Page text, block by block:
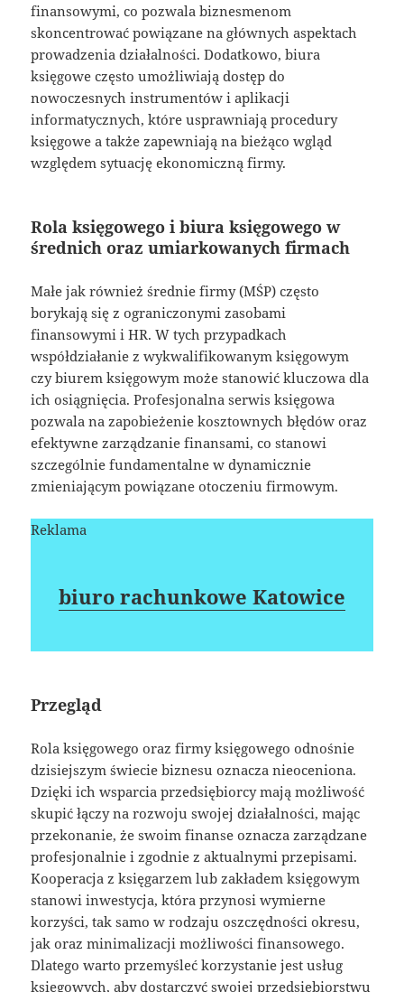
finansowymi, co pozwala biznesmenom
skoncentrować powiązane na głównych aspektach
prowadzenia działalności. Dodatkowo, biura
księgowe często umożliwiają dostęp do
nowoczesnych instrumentów i aplikacji
informatycznych, które usprawniają procedury
księgowe a także zapewniają na bieżąco wgląd
względem sytuację ekonomiczną firmy.
Rola księgowego i biura księgowego w
średnich oraz umiarkowanych firmach
Małe jak również średnie firmy (MŚP) często
borykają się z ograniczonymi zasobami
finansowymi i HR. W tych przypadkach
współdziałanie z wykwalifikowanym księgowym
czy biurem księgowym może stanowić kluczowa dla
ich osiągnięcia. Profesjonalna serwis księgowa
pozwala na zapobieżenie kosztownych błędów oraz
efektywne zarządzanie finansami, co stanowi
szczególnie fundamentalne w dynamicznie
zmieniającym powiązane otoczeniu firmowym.
Reklama
biuro rachunkowe Katowice
Przegląd
Rola księgowego oraz firmy księgowego odnośnie
dzisiejszym świecie biznesu oznacza nieoceniona.
Dzięki ich wsparcia przedsiębiorcy mają możliwość
skupić łączy na rozwoju swojej działalności, mając
przekonanie, że swoim finanse oznacza zarządzane
profesjonalnie i zgodnie z aktualnymi przepisami.
Kooperacja z księgarzem lub zakładem księgowym
stanowi inwestycja, która przynosi wymierne
korzyści, tak samo w rodzaju oszczędności okresu,
jak oraz minimalizacji możliwości finansowego.
Dlatego warto przemyśleć korzystanie jest usług
księgowych, aby dostarczyć swojej przedsiębiorstwu